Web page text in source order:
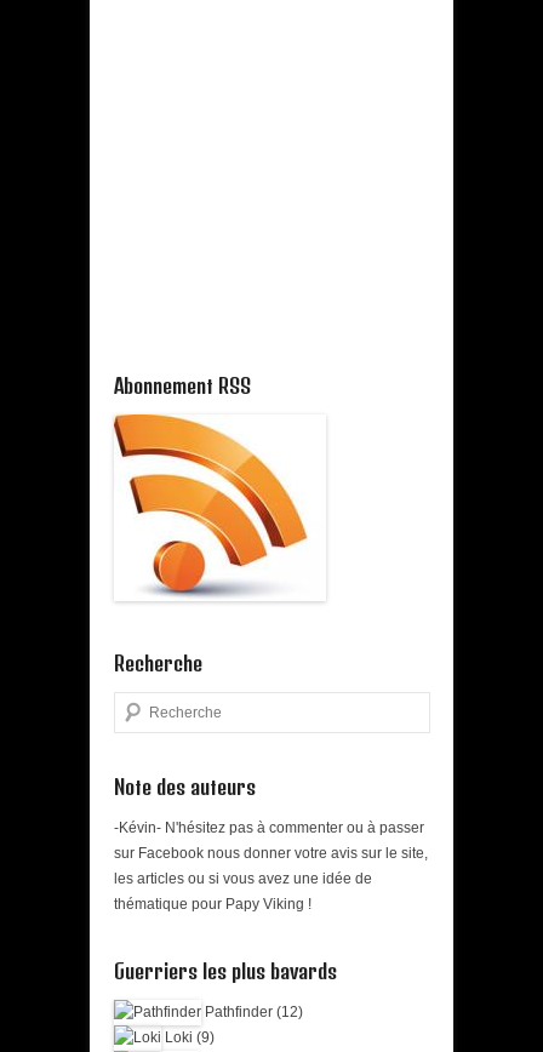
Abonnement RSS
Recherche
Search
Note des auteurs
-Kévin- N'hésitez pas à commenter ou à passer
sur Facebook nous donner votre avis sur le site,
les articles ou si vous avez une idée de
thématique pour Papy Viking !
Guerriers les plus bavards
Pathfinder (12)
Loki (9)